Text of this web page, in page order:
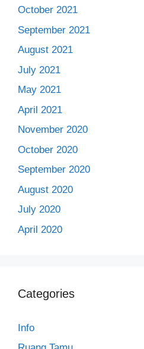
October 2021
September 2021
August 2021
July 2021
May 2021
April 2021
November 2020
October 2020
September 2020
August 2020
July 2020
April 2020
Categories
Info